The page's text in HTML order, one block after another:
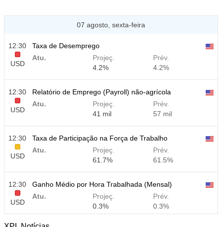
07 agosto, sexta-feira
12:30
USD
Taxa de Desemprego
Atu.
Projeç.
4.2%
Prév.
4.2%
12:30
USD
Relatório de Emprego (Payroll) não-agrícola
Atu.
Projeç.
41 mil
Prév.
57 mil
12:30
USD
Taxa de Participação na Força de Trabalho
Atu.
Projeç.
61.7%
Prév.
61.5%
12:30
USD
Ganho Médio por Hora Trabalhada (Mensal)
Atu.
Projeç.
0.3%
Prév.
0.3%